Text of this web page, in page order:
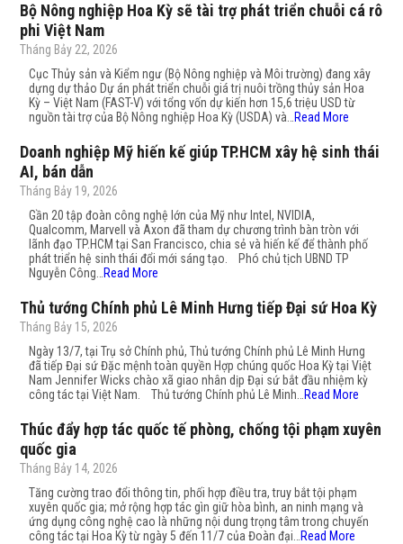
Bộ Nông nghiệp Hoa Kỳ sẽ tài trợ phát triển chuỗi cá rô
phi Việt Nam
Tháng Bảy 22, 2026
Cục Thủy sản và Kiểm ngư (Bộ Nông nghiệp và Môi trường) đang xây
dựng dự thảo Dự án phát triển chuỗi giá trị nuôi trồng thủy sản Hoa
Kỳ – Việt Nam (FAST-V) với tổng vốn dự kiến hơn 15,6 triệu USD từ
nguồn tài trợ của Bộ Nông nghiệp Hoa Kỳ (USDA) và… Read More
Doanh nghiệp Mỹ hiến kế giúp TP.HCM xây hệ sinh thái
AI, bán dẫn
Tháng Bảy 19, 2026
Gần 20 tập đoàn công nghệ lớn của Mỹ như Intel, NVIDIA,
Qualcomm, Marvell và Axon đã tham dự chương trình bàn tròn với
lãnh đạo TP.HCM tại San Francisco, chia sẻ và hiến kế để thành phố
phát triển hệ sinh thái đổi mới sáng tạo. Phó chủ tịch UBND TP
Nguyễn Công… Read More
Thủ tướng Chính phủ Lê Minh Hưng tiếp Đại sứ Hoa Kỳ
Tháng Bảy 15, 2026
Ngày 13/7, tại Trụ sở Chính phủ, Thủ tướng Chính phủ Lê Minh Hưng
đã tiếp Đại sứ Đặc mệnh toàn quyền Hợp chúng quốc Hoa Kỳ tại Việt
Nam Jennifer Wicks chào xã giao nhân dịp Đại sứ bắt đầu nhiệm kỳ
công tác tại Việt Nam. Thủ tướng Chính phủ Lê Minh… Read More
Thúc đẩy hợp tác quốc tế phòng, chống tội phạm xuyên
quốc gia
Tháng Bảy 14, 2026
Tăng cường trao đổi thông tin, phối hợp điều tra, truy bắt tội phạm
xuyên quốc gia; mở rộng hợp tác gìn giữ hòa bình, an ninh mạng và
ứng dụng công nghệ cao là những nội dung trọng tâm trong chuyến
công tác tại Hoa Kỳ từ ngày 5 đến 11/7 của Đoàn đại… Read More